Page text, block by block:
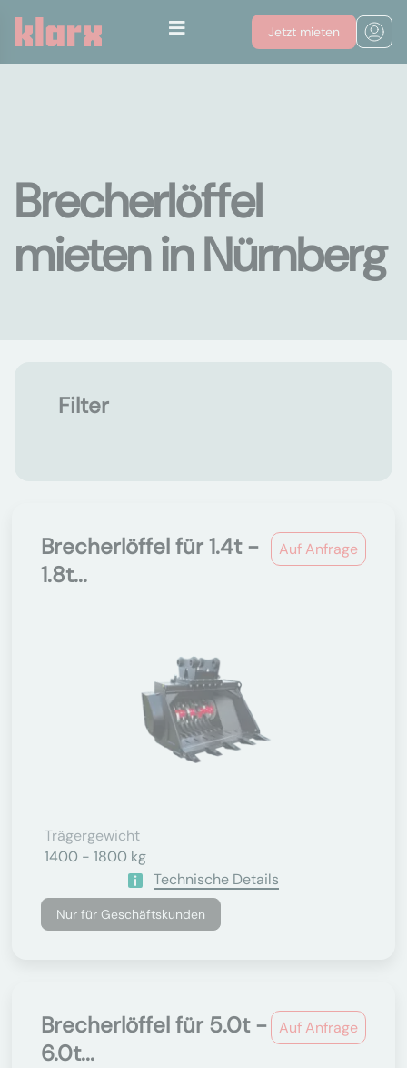
Jetzt mieten
Brecherlöffel
mieten in Nürnberg
Filter
Auf Anfrage
Brecherlöffel für 1.4t -
1.8t...
Trägergewicht
1400 - 1800 kg
Technische Details
Nur für Geschäftskunden
Auf Anfrage
Brecherlöffel für 5.0t -
6.0t...